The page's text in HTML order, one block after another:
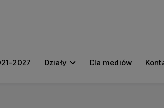
2027 Działy Dla mediów